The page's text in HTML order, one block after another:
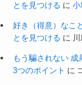
とを見つける に
好き（得意）なこ
とを見つける に
もう騙されない 成
3つのポイント に